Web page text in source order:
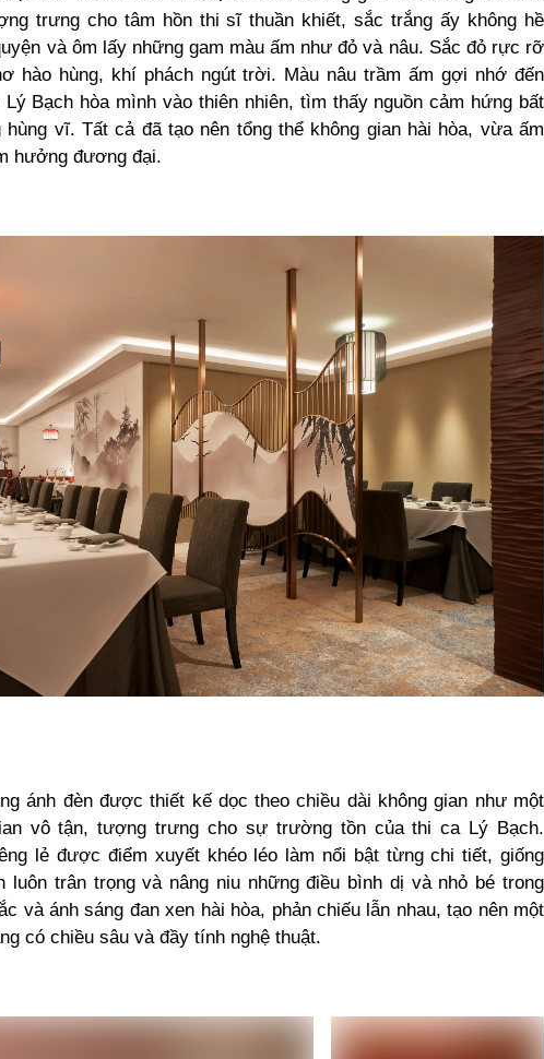
trưng cho tâm hồn thi sĩ thuần khiết, sắc trắng ấy không hề
và ôm lấy những gam màu ấm như đỏ và nâu. Sắc đỏ rực rỡ
hào hùng, khí phách ngút trời. Màu nâu trầm ấm gợi nhớ đến
Lý Bạch hòa mình vào thiên nhiên, tìm thấy nguồn cảm hứng bất
vĩ. Tất cả đã tạo nên tổng thể không gian hài hòa, vừa ấm
hưởng đương đại.
ánh đèn được thiết kế dọc theo chiều dài không gian như một
vô tận, tượng trưng cho sự trường tồn của thi ca Lý Bạch.
lẻ được điểm xuyết khéo léo làm nổi bật từng chi tiết, giống
luôn trân trọng và nâng niu những điều bình dị và nhỏ bé trong
và ánh sáng đan xen hài hòa, phản chiếu lẫn nhau, tạo nên một
có chiều sâu và đầy tính nghệ thuật.